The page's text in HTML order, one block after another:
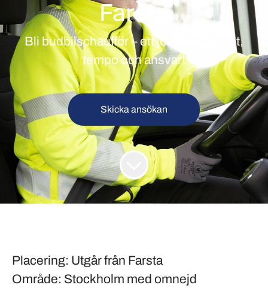
Farsta
Bli budbilschaufför – ett jobb med frihet,
tempo och ansvar!
Skicka ansökan
Placering: Utgår från Farsta
Område: Stockholm med omnejd